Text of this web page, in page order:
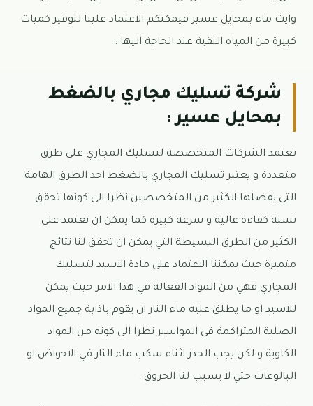
وايت ماء بمحايل عسير فيمكنكم الاعتماد علينا لتوفير كميات
كبيرة من المياه النقية عند الحاجة اليها .
شركة تسليك مجاري بالضغط
بمحايل عسير :
تعتمد الشركات المتخصصة لتسليك المجاري على طرق
متعددة و يعتبر تسليك المجاري بالضغط احد الطرق الهامة
التي يفضلها الكثير من المتخصصين نظرا الى كونها تحقق
نسبة كفاءة عالية و سرعة كبيرة كما يمكن ان نعتمد على
الكثير من الطرق البسيطة التي يمكن ان تحقق لنا نتائج
متميزة حيث يمكننا الاعتماد على مادة الاسيد لتسليك
المجاري فهي من المواد الفعالة في هذا الامر حيث يمكن
للاسيد او ما يطلق عليه ماء النار ان يقوم باذابة جميع المواد
الصلبة المتراكمة في المواسير نظرا الى كونه من المواد
الكاوية و لكن يجب الحذر اثناء سكب ماء النار في الاحواض او
البالوعات حتي لا يسبب لنا الحروق .